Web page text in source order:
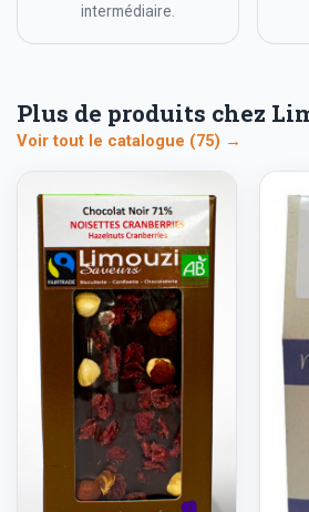
intermédiaire.
Plus de produits chez
Voir tout le catalogue (75) →